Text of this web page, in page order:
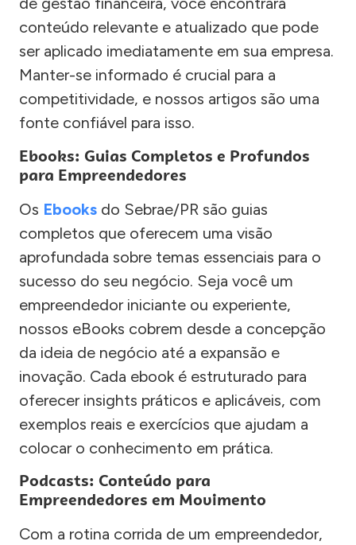
conteúdo relevante e atualizado que pode
ser aplicado imediatamente em sua empresa.
Manter-se informado é crucial para a
competitividade, e nossos artigos são uma
fonte confiável para isso.
Ebooks: Guias Completos e Profundos
para Empreendedores
Os Ebooks do Sebrae/PR são guias
completos que oferecem uma visão
aprofundada sobre temas essenciais para o
sucesso do seu negócio. Seja você um
empreendedor iniciante ou experiente,
nossos eBooks cobrem desde a concepção
da ideia de negócio até a expansão e
inovação. Cada ebook é estruturado para
oferecer insights práticos e aplicáveis, com
exemplos reais e exercícios que ajudam a
colocar o conhecimento em prática.
Podcasts: Conteúdo para
Empreendedores em Movimento
Com a rotina corrida de um empreendedor,